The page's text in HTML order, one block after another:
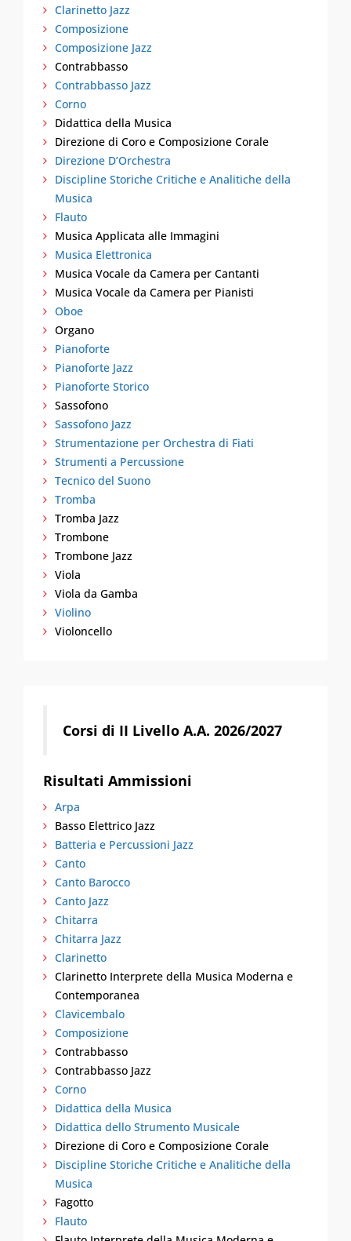
Clarinetto Jazz
Composizione
Composizione Jazz
Contrabbasso
Contrabbasso Jazz
Corno
Didattica della Musica
Direzione di Coro e Composizione Corale
Direzione D’Orchestra
Discipline Storiche Critiche e Analitiche della
Musica
Flauto
Musica Applicata alle Immagini
Musica Elettronica
Musica Vocale da Camera per Cantanti
Musica Vocale da Camera per Pianisti
Oboe
Organo
Pianoforte
Pianoforte Jazz
Pianoforte Storico
Sassofono
Sassofono Jazz
Strumentazione per Orchestra di Fiati
Strumenti a Percussione
Tecnico del Suono
Tromba
Tromba Jazz
Trombone
Trombone Jazz
Viola
Viola da Gamba
Violino
Violoncello
Corsi di II Livello A.A. 2026/2027
Risultati Ammissioni
Arpa
Basso Elettrico Jazz
Batteria e Percussioni Jazz
Canto
Canto Barocco
Canto Jazz
Chitarra
Chitarra Jazz
Clarinetto
Clarinetto Interprete della Musica Moderna e
Contemporanea
Clavicembalo
Composizione
Contrabbasso
Contrabbasso Jazz
Corno
Didattica della Musica
Didattica dello Strumento Musicale
Direzione di Coro e Composizione Corale
Discipline Storiche Critiche e Analitiche della
Musica
Fagotto
Flauto